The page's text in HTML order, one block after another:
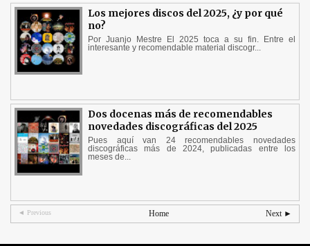
Los mejores discos del 2025, ¿y por qué
no?
Por Juanjo Mestre El 2025 toca a su fin. Entre el
interesante y recomendable material discogr...
Dos docenas más de recomendables
novedades discográficas del 2025
Pues aquí van 24 recomendables novedades
discográficas más de 2024, publicadas entre los
meses de...
◄ Previous Next ►
Home